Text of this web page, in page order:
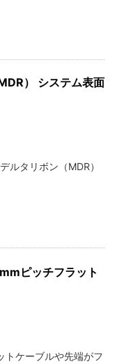
） システム表面
ルタリボン（MDR）
ピッチフラット
トケーブルや先端がフ